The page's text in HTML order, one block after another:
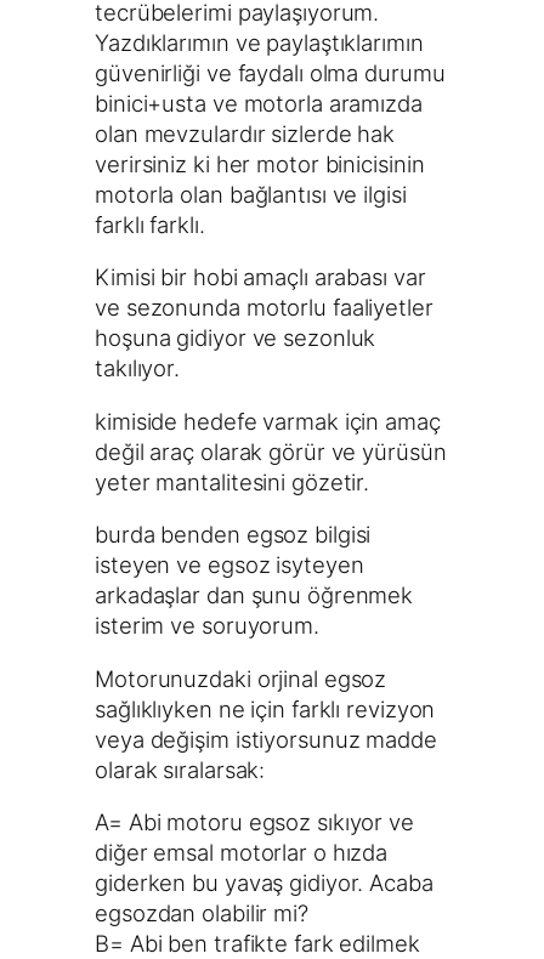
tecrübelerimi paylaşıyorum.
Yazdıklarımın ve paylaştıklarımın
güvenirliği ve faydalı olma durumu
binici+usta ve motorla aramızda
olan mevzulardır sizlerde hak
verirsiniz ki her motor binicisinin
motorla olan bağlantısı ve ilgisi
farklı farklı.
Kimisi bir hobi amaçlı arabası var
ve sezonunda motorlu faaliyetler
hoşuna gidiyor ve sezonluk
takılıyor.
kimiside hedefe varmak için amaç
değil araç olarak görür ve yürüsün
yeter mantalitesini gözetir.
burda benden egsoz bilgisi
isteyen ve egsoz isyteyen
arkadaşlar dan şunu öğrenmek
isterim ve soruyorum.
Motorunuzdaki orjinal egsoz
sağlıklıyken ne için farklı revizyon
veya değişim istiyorsunuz madde
olarak sıralarsak:
A= Abi motoru egsoz sıkıyor ve
diğer emsal motorlar o hızda
giderken bu yavaş gidiyor. Acaba
egsozdan olabilir mi?
B= Abi ben trafikte fark edilmek